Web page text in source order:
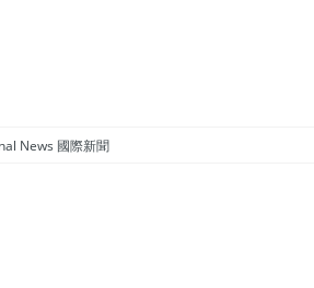
News 國際新聞